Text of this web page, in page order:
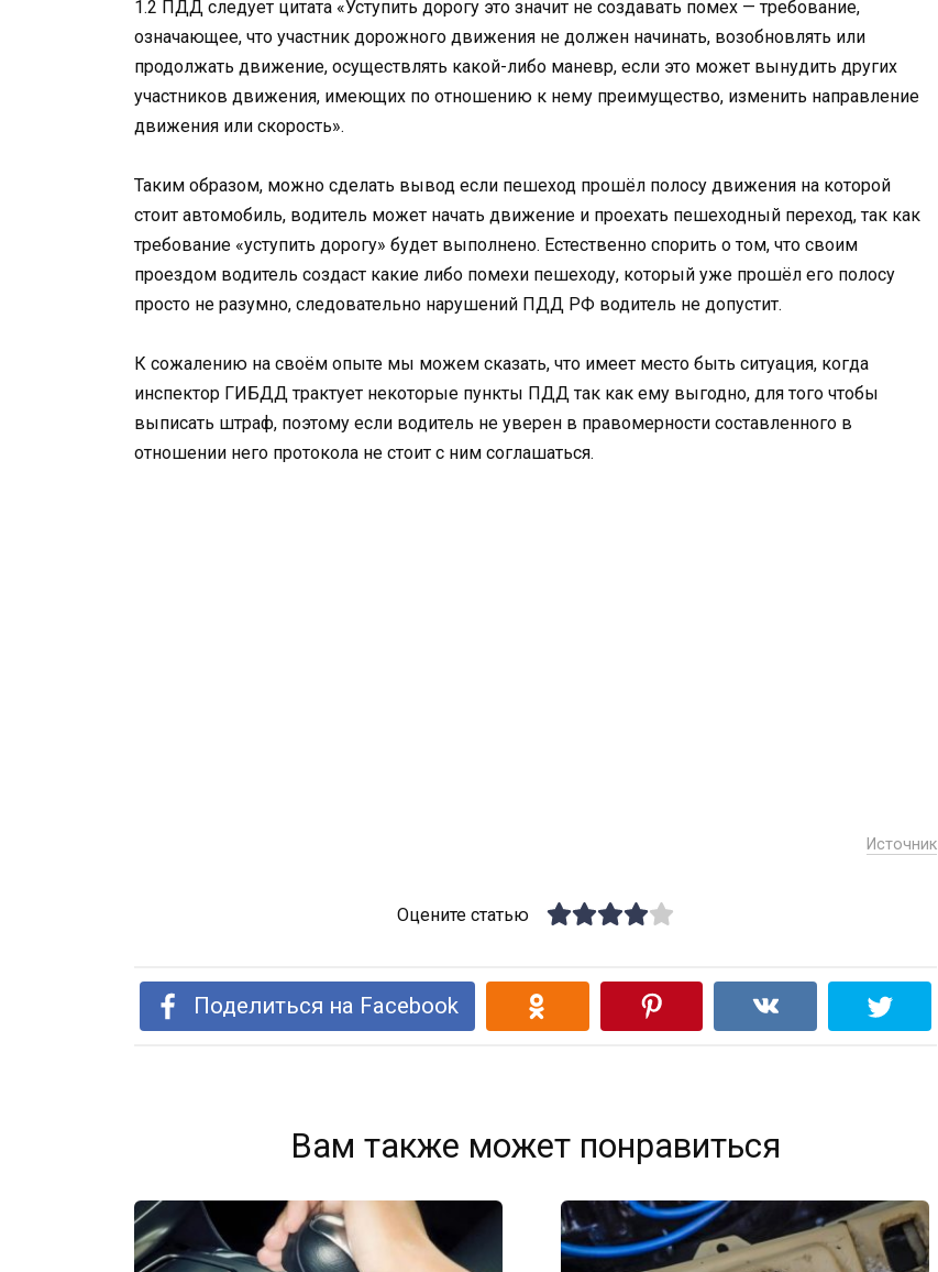
1.2 ПДД следует цитата «Уступить дорогу это значит не создавать помех — требование,
означающее, что участник дорожного движения не должен начинать, возобновлять или
продолжать движение, осуществлять какой-либо маневр, если это может вынудить других
участников движения, имеющих по отношению к нему преимущество, изменить направление
движения или скорость».
Таким образом, можно сделать вывод если пешеход прошёл полосу движения на которой
стоит автомобиль, водитель может начать движение и проехать пешеходный переход, так как
требование «уступить дорогу» будет выполнено. Естественно спорить о том, что своим
проездом водитель создаст какие либо помехи пешеходу, который уже прошёл его полосу
просто не разумно, следовательно нарушений ПДД РФ водитель не допустит.
К сожалению на своём опыте мы можем сказать, что имеет место быть ситуация, когда
инспектор ГИБДД трактует некоторые пункты ПДД так как ему выгодно, для того чтобы
выписать штраф, поэтому если водитель не уверен в правомерности составленного в
отношении него протокола не стоит с ним соглашаться.
Источник
Оцените статью
Поделиться на Facebook
Вам также может понравиться